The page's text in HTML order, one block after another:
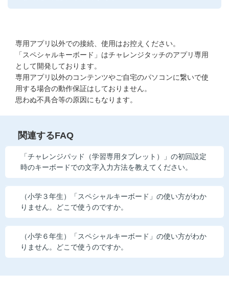
カテゴリーから探す
お問い合わせ窓口
他の講座のよくある質問・手続きはこちら
こどもちゃれんじ
進研ゼミ 中学講座
進研ゼミ 中学講座 中高一貫
専用アプリ以外での接続、使用はお控えください。
「スペシャルキーボード」はチャレンジタッチのアプリ専用
として開発しております。
専用アプリ以外のコンテンツやご自宅のパソコンに繋いで使
用する場合の動作保証はしておりません。
思わぬ不具合等の原因にもなります。
関連するFAQ
「チャレンジパッド（学習専用タブレット）」の初回設定
時のキーボードでの文字入力方法を教えてください。
（小学３年生）「スペシャルキーボード」の使い方がわか
りません。どこで使うのですか。
（小学６年生）「スペシャルキーボード」の使い方がわか
りません。どこで使うのですか。